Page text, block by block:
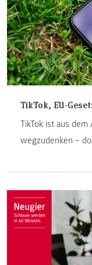
TikTok, EU-
TikTok ist aus
wegzudenken –
und Jugendliche
IRM-Studierende
wirksam diese
Praxis deutliche